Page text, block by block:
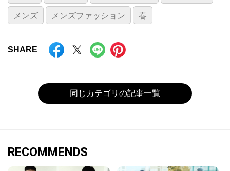
メンズ メンズファッション 春
SHARE
同じカテゴリの記事一覧
RECOMMENDS